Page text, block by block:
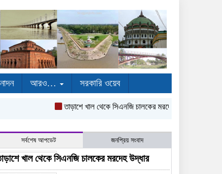
আরও… সরকারি ওয়েব
তাড়াশে খাল থেকে সিএনজি চালকের মরদেহ উদ্ধার
সর্বশেষ আপডেট জনপ্রিয় সংবাদ
খাল থেকে সিএনজি চালকের মরদেহ উদ্ধার